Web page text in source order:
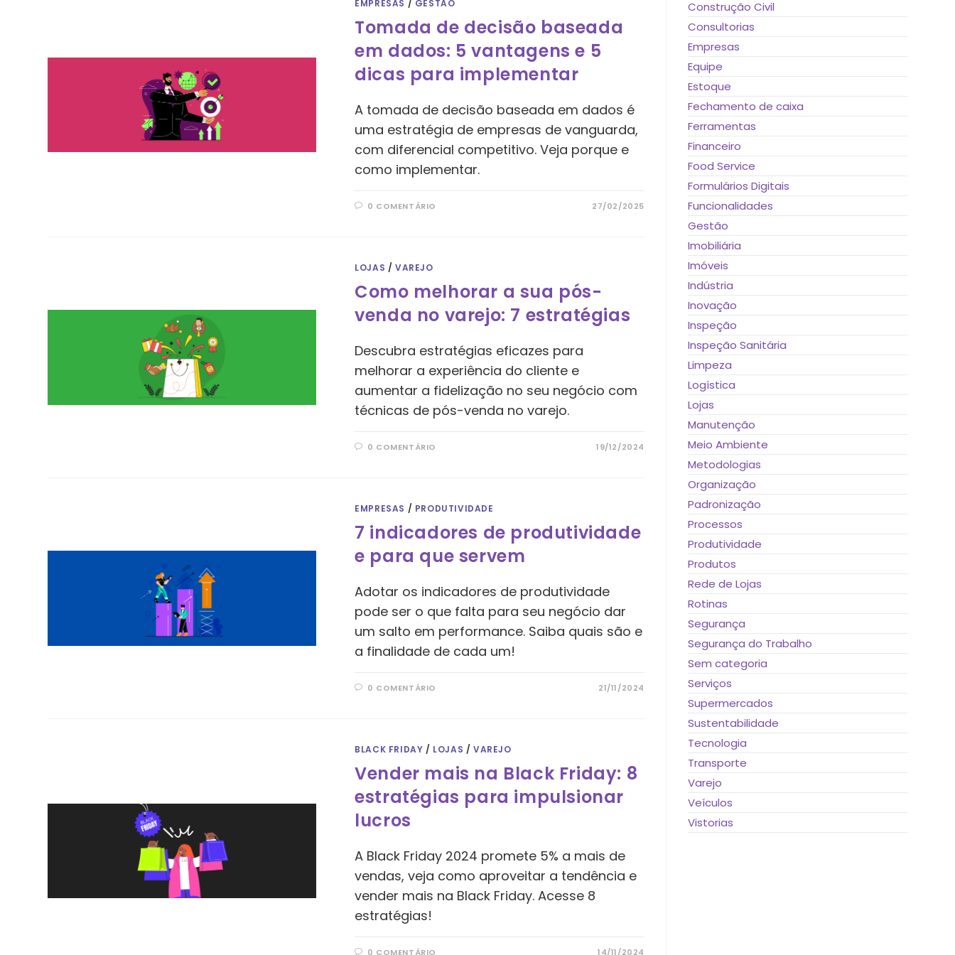
EMPRESAS / GESTÃO
Tomada de decisão baseada
em dados: 5 vantagens e 5
dicas para implementar
A tomada de decisão baseada em dados é
uma estratégia de empresas de vanguarda,
com diferencial competitivo. Veja porque e
como implementar.
0 COMENTÁRIO 27/02/2025
LOJAS / VAREJO
Como melhorar a sua pós-
venda no varejo: 7 estratégias
Descubra estratégias eficazes para
melhorar a experiência do cliente e
aumentar a fidelização no seu negócio com
técnicas de pós-venda no varejo.
0 COMENTÁRIO 19/12/2024
EMPRESAS / PRODUTIVIDADE
7 indicadores de produtividade
e para que servem
Adotar os indicadores de produtividade
pode ser o que falta para seu negócio dar
um salto em performance. Saiba quais são e
a finalidade de cada um!
0 COMENTÁRIO 21/11/2024
BLACK FRIDAY / LOJAS / VAREJO
Vender mais na Black Friday: 8
estratégias para impulsionar
lucros
A Black Friday 2024 promete 5% a mais de
vendas, veja como aproveitar a tendência e
vender mais na Black Friday. Acesse 8
estratégias!
0 COMENTÁRIO 14/11/2024
Construção Civil
Consultorias
Empresas
Equipe
Estoque
Fechamento de caixa
Ferramentas
Financeiro
Food Service
Formulários Digitais
Funcionalidades
Gestão
Imobiliária
Imóveis
Indústria
Inovação
Inspeção
Inspeção Sanitária
Limpeza
Logística
Lojas
Manutenção
Meio Ambiente
Metodologias
Organização
Padronização
Processos
Produtividade
Produtos
Rede de Lojas
Rotinas
Segurança
Segurança do Trabalho
Sem categoria
Serviços
Supermercados
Sustentabilidade
Tecnologia
Transporte
Varejo
Veículos
Vistorias